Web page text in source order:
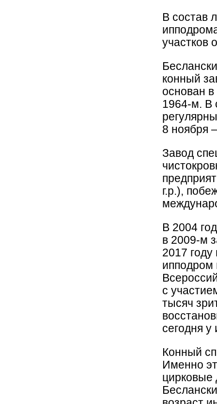
В состав
участков
конный
основан
1964-м. В
8 ноября
Завод
г.р.),
В 2004
в 2009-м
2017
ипподром
с
тысяч
сегодня
Конный
Именно
цирковые